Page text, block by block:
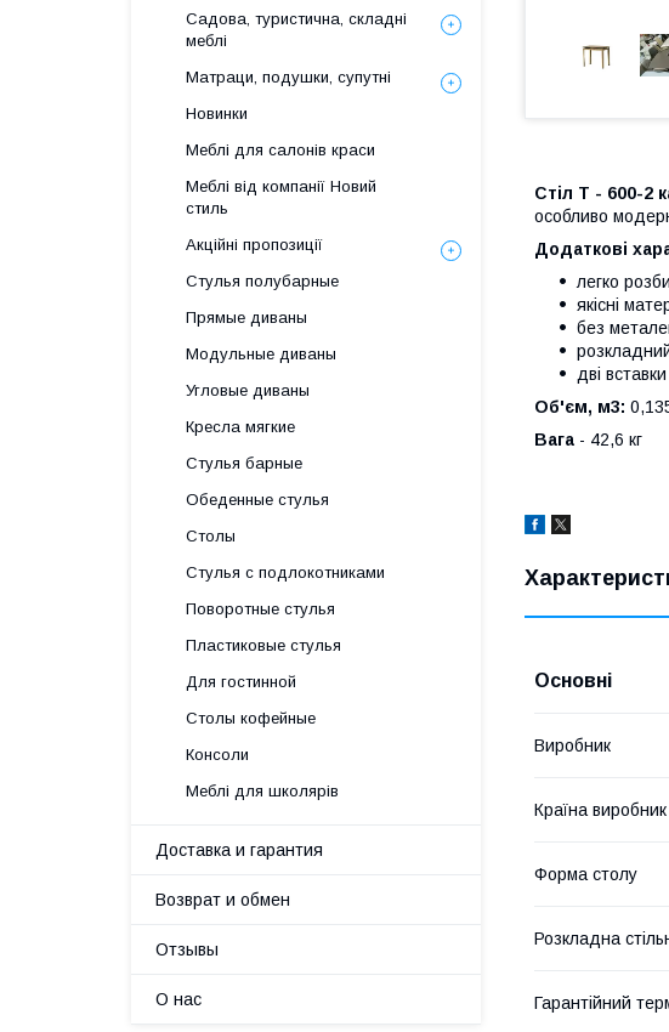
Стіл Т - 600-2
особливо
Додаткові
легко
якісні
без
дві
Об'єм, м3:
Вага - 42,6 кг
Основні
Виробник
Країна виробник
Форма столу
Розкладна
Гарантійний
Садова, туристична, складні
меблі
Матраци, подушки, супутні
Новинки
Меблі для салонів краси
Меблі від компанії Новий
стиль
Акційні пропозиції
Стулья полубарные
Прямые диваны
Модульные диваны
Угловые диваны
Кресла мягкие
Стулья барные
Обеденные стулья
Столы
Стулья с подлокотниками
Поворотные стулья
Пластиковые стулья
Для гостинной
Столы кофейные
Консоли
Меблі для школярів
Доставка и гарантия
Возврат и обмен
Отзывы
О нас